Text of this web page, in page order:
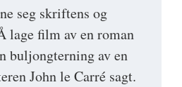
seg skriftens og
lage film av en roman
buljongterning av en
John le Carré sagt.